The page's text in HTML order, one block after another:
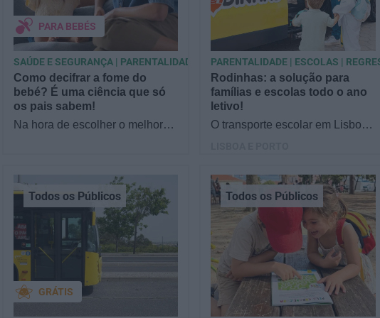
Como decifrar a fome do
bebé? É uma ciência que só
os pais sabem!
Na hora de escolher o melhor
PARA BEBÉS
SAÚDE E SEGURANÇA | PARENTALIDADE
Rodinhas: a solução para
famílias e escolas todo o ano
letivo!
O transporte escolar em Lisboa
PARENTALIDADE | ESCOLAS |
Todos os Públicos
GRÁTIS
Todos os Públicos